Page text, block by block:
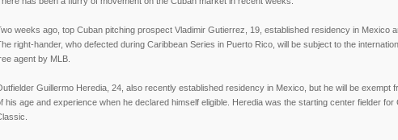
weeks ago, top Cuban pitching prospect Vladimir Gutierrez, 19, established residency in Mexico
right-hander, who defected during Caribbean Series in Puerto Rico, will be subject to the
agent by MLB.
Guillermo Heredia, 24, also recently established residency in Mexico, but he will be exempt
his age and experience when he declared himself eligible. Heredia was the starting center fielder for